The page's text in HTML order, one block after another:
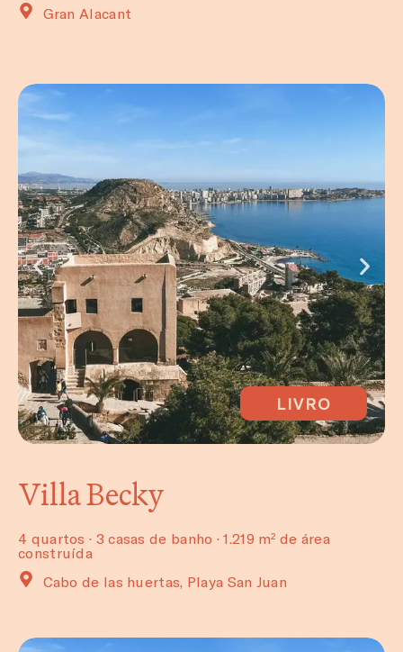
Gran Alacant
LIVRO
Villa Becky
4 quartos · 3 casas de banho · 1.219 m² de área
construída
Cabo de las huertas, Playa San Juan